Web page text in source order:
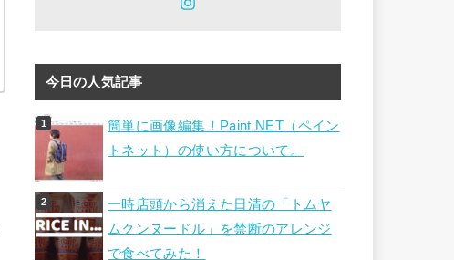
今日の人気記事
簡単に画像編集！Paint NET（ペイン
トネット）の使い方について。
一時店頭から消えた日清の「トムヤ
ムクンヌードル」を禁断のアレンジ
で食べてみた！